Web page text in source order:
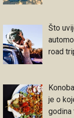
Što
road
je o
godina